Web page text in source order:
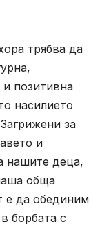
трябва да
позитивна
насилието
за
и
нашите деца,
обща
е да обединим
борбата с